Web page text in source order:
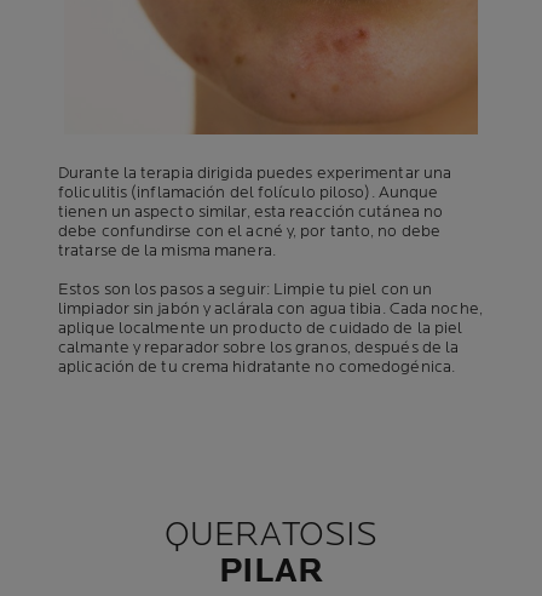
Durante la terapia dirigida puedes experimentar una
foliculitis (inflamación del folículo piloso). Aunque
tienen un aspecto similar, esta reacción cutánea no
debe confundirse con el acné y, por tanto, no debe
tratarse de la misma manera.
Estos son los pasos a seguir: Limpie tu piel con un
limpiador sin jabón y aclárala con agua tibia. Cada noche,
aplique localmente un producto de cuidado de la piel
calmante y reparador sobre los granos, después de la
aplicación de tu crema hidratante no comedogénica.
QUERATOSIS
PILAR